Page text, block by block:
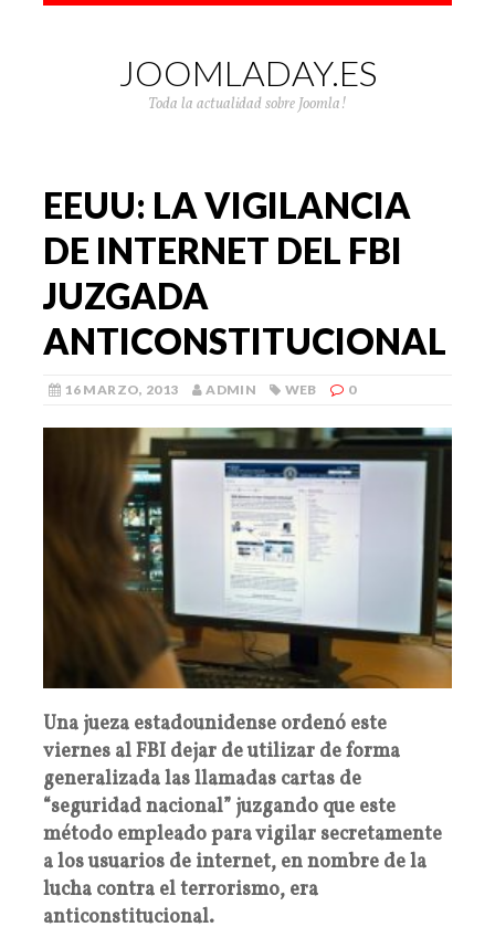
JOOMLADAY.ES
Toda la actualidad sobre Joomla!
EEUU: LA VIGILANCIA
DE INTERNET DEL FBI
JUZGADA
ANTICONSTITUCIONAL
16 MARZO, 2013 ADMIN WEB 0
Una jueza estadounidense ordenó este
viernes al FBI dejar de utilizar de forma
generalizada las llamadas cartas de
“seguridad nacional” juzgando que este
método empleado para vigilar secretamente
a los usuarios de internet, en nombre de la
lucha contra el terrorismo, era
anticonstitucional.